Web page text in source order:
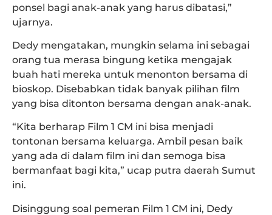
ponsel bagi anak-anak yang harus dibatasi,”
ujarnya.
Dedy mengatakan, mungkin selama ini sebagai
orang tua merasa bingung ketika mengajak
buah hati mereka untuk menonton bersama di
bioskop. Disebabkan tidak banyak pilihan film
yang bisa ditonton bersama dengan anak-anak.
“Kita berharap Film 1 CM ini bisa menjadi
tontonan bersama keluarga. Ambil pesan baik
yang ada di dalam film ini dan semoga bisa
bermanfaat bagi kita,” ucap putra daerah Sumut
ini.
Disinggung soal pemeran Film 1 CM ini, Dedy